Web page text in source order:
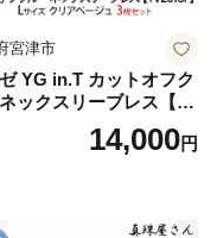
宮津市
YG in.T カットオフク
ックスリーブレス【Y
】Lサイズ クリアベ
ュ3枚セット [№5716-04
14,000円